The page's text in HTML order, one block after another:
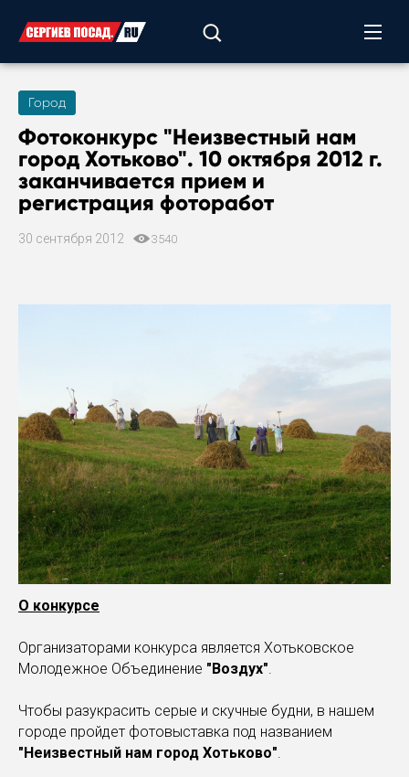
Город
Фотоконкурс "Неизвестный нам
город Хотьково". 10 октября 2012 г.
заканчивается прием и
регистрация фоторабот
30 сентября 2012 3540
О конкурсе
Организаторами конкурса является Хотьковское
Молодежное Объединение "Воздух"
Чтобы разукрасить серые и скучные будни, в нашем
городе пройдет фотовыставка под названием
"Неизвестный нам город Хотьково"